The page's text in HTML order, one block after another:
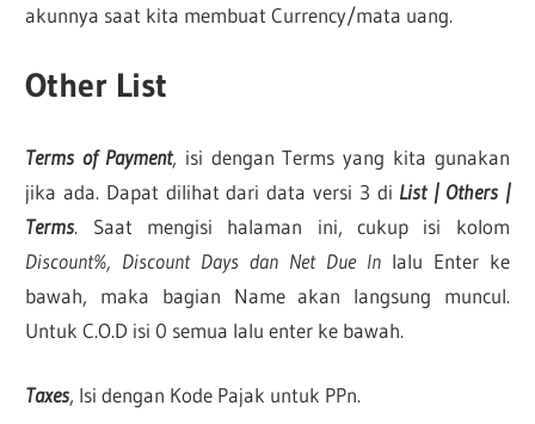
akunnya saat kita membuat Currency/mata uang.
Other List
Terms of Payment, isi dengan Terms yang kita gunakan
jika ada. Dapat dilihat dari data versi 3 di List | Others |
Terms. Saat mengisi halaman ini, cukup isi kolom
Discount%, Discount Days dan Net Due Inlalu Enter ke
bawah, maka bagian Name akan langsung muncul.
Untuk C.O.D isi 0 semua lalu enter ke bawah.
Taxes, Isi dengan Kode Pajak untuk PPn.